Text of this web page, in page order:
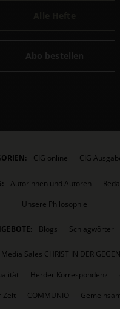
Abo bestellen
CIG online CIG
Autorinnen und Autoren
Unsere Philosophie
Blogs Schlagwörter
Media Sales CHRIST IN DER
Herder Korrespondenz
Zeit
COMMUNIO